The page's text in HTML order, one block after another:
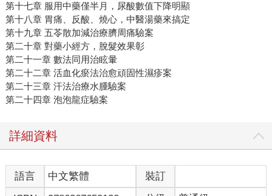
第十七章 服用中藥僅半月，尿酸數值下降明顯
第十八章 胃痛、反酸、燒心，中醫湯藥來搞定
第十九章 五苓散加減治療臍周痛驗案
第二十章 對藥小經方，脫髮效果彰
第二十一章 數法同用治眩暈
第二十二章 活血化瘀法治愈頑固性濕疹案
第二十三章 汗法治療水腫驗案
第二十四章 泡泡龍症驗案
詳細資料
語言 中文繁體
裝訂